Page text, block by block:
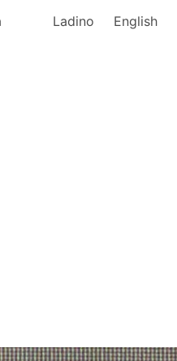
Ladino English